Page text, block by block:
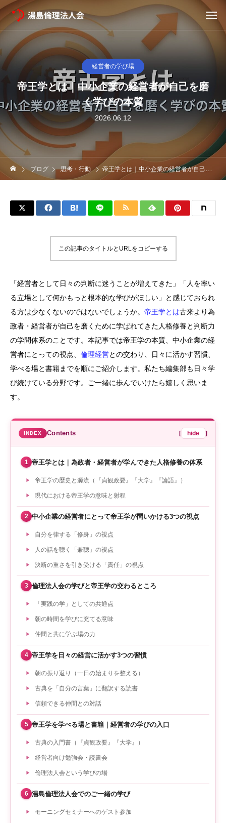
経営者の学び場
帝王学とは｜中小企業の経営者が自己を磨
く学びの本質
2026.06.12
ブログ 思考・行動 帝王学とは｜中小企業の経営者が自己を磨く学びの本質
この記事のタイトルとURLをコピーする
「経営者として日々の判断に迷うことが増えてきた」「人を率い
る立場として何かもっと根本的な学びがほしい」と感じておられ
る方は少なくないのではないでしょうか。 帝王学とは古来より為
政者・経営者が自己を磨くために学ばれてきた人格修養と判断力
の学問体系のことです。本記事では帝王学の本質、中小企業の経
営者にとっての視点、 倫理経営との交わり、日々に活かす習慣、
学べる場と書籍までを順にご紹介します。私たち編集部も日々学
び続けている分野です。ご一緒に歩んでいけたら嬉しく思いま
す。
Contents [ hide ]
1 帝王学とは｜為政者・経営者が学んできた人格修養の体系
帝王学の歴史と源流（『貞観政要』『大学』『論語』）
現代における帝王学の意味と射程
2 中小企業の経営者にとって帝王学が問いかける3つの視点
自分を律する「修身」の視点
人の話を聴く「兼聴」の視点
決断の重さを引き受ける「責任」の視点
3 倫理法人会の学びと帝王学の交わるところ
「実践の学」としての共通点
朝の時間を学びに充てる意味
仲間と共に学ぶ場の力
4 帝王学を日々の経営に活かす3つの習慣
朝の振り返り（一日の始まりを整える）
古典を「自分の言葉」に翻訳する読書
信頼できる仲間との対話
5 帝王学を学べる場と書籍｜経営者の学びの入口
古典の入門書（『貞観政要』『大学』）
経営者向け勉強会・読書会
倫理法人会という学びの場
6 湯島倫理法人会でのご一緒の学び
モーニングセミナーへのゲスト参加